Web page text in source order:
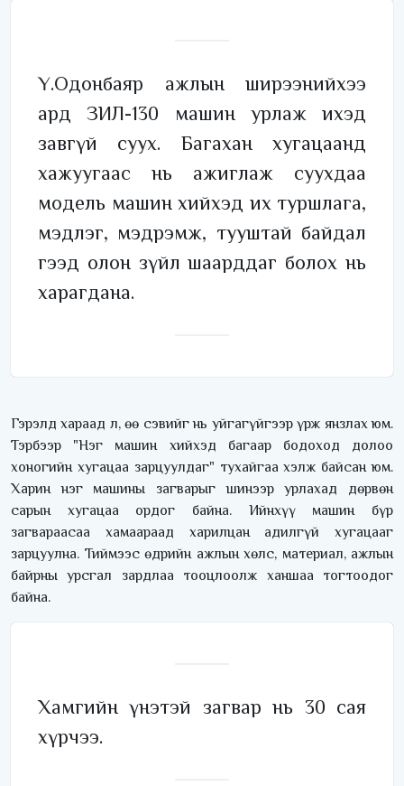
Ү.Одонбаяр ажлын ширээнийхээ
ард ЗИЛ-130 машин урлаж ихэд
завгүй суух. Багахан хугацаанд
хажуугаас нь ажиглаж суухдаа
модель машин хийхэд их туршлага,
мэдлэг, мэдрэмж, тууштай байдал
гээд олон зүйл шаарддаг болох нь
харагдана.
Гэрэлд хараад л, өө сэвийг нь уйгагүйгээр үрж янзлах юм.
Тэрбээр "Нэг машин хийхэд багаар бодоход долоо
хоногийн хугацаа зарцуулдаг" тухайгаа хэлж байсан юм.
Харин нэг машины загварыг шинээр урлахад дөрвөн
сарын хугацаа ордог байна. Ийнхүү машин бүр
загвараасаа хамаараад харилцан адилгүй хугацааг
зарцуулна. Тиймээс өдрийн ажлын хөлс, материал, ажлын
байрны урсгал зардлаа тооцлоолж ханшаа тогтоодог
байна.
Хамгийн үнэтэй загвар нь 30 сая
хүрчээ.